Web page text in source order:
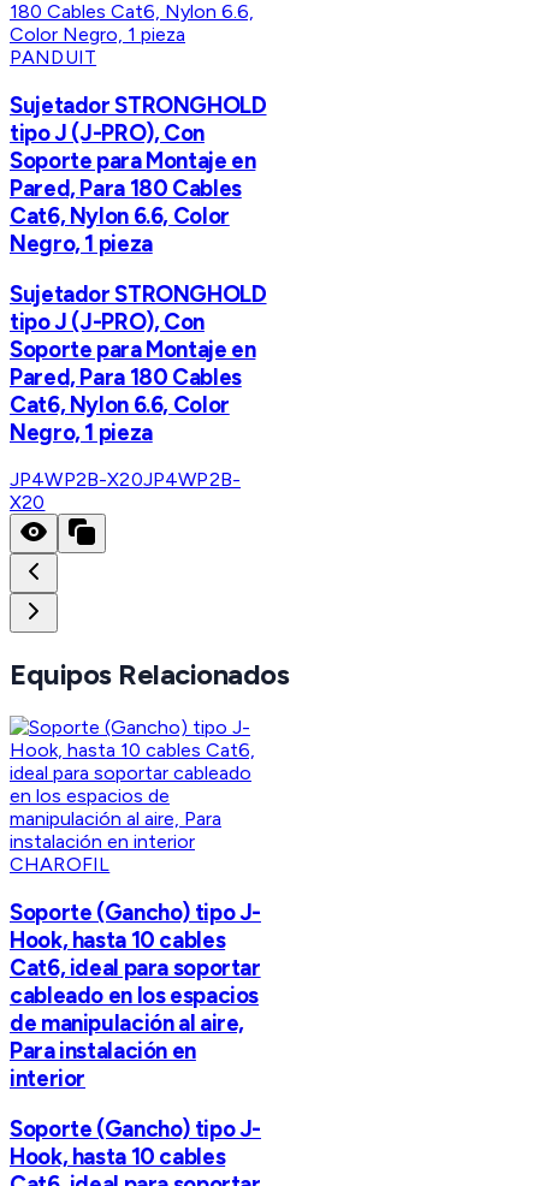
PANDUIT
Sujetador STRONGHOLD
tipo J (J-PRO), Con
Soporte para Montaje en
Pared, Para 180 Cables
Cat6, Nylon 6.6, Color
Negro, 1 pieza
Sujetador STRONGHOLD
tipo J (J-PRO), Con
Soporte para Montaje en
Pared, Para 180 Cables
Cat6, Nylon 6.6, Color
Negro, 1 pieza
JP4WP2B-X20JP4WP2B-
X20
Equipos Relacionados
CHAROFIL
Soporte (Gancho) tipo J-
Hook, hasta 10 cables
Cat6, ideal para soportar
cableado en los espacios
de manipulación al aire,
Para instalación en
interior
Soporte (Gancho) tipo J-
Hook, hasta 10 cables